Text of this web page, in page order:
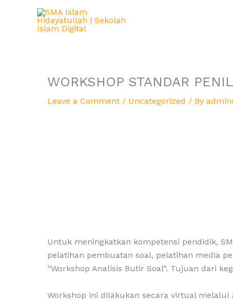
WORKSHOP STANDAR
Leave a Comment / Uncategorized / By
Untuk meningkatkan kompetensi pendidik,
pelatihan pembuatan soal, pelatihan media
“Workshop Analisis Butir Soal”. Tujuan dari
Workshop ini dilakukan secara virtual melalui